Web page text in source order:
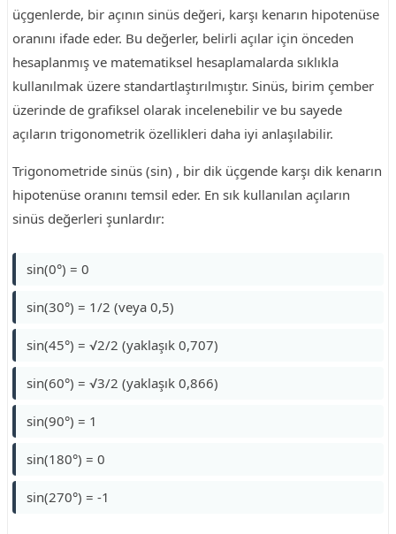
üçgenlerde, bir açının sinüs değeri, karşı kenarın hipotenüse
oranını ifade eder. Bu değerler, belirli açılar için önceden
hesaplanmış ve matematiksel hesaplamalarda sıklıkla
kullanılmak üzere standartlaştırılmıştır. Sinüs, birim çember
üzerinde de grafiksel olarak incelenebilir ve bu sayede
açıların trigonometrik özellikleri daha iyi anlaşılabilir.
Trigonometride sinüs (sin) , bir dik üçgende karşı dik kenarın
hipotenüse oranını temsil eder. En sık kullanılan açıların
sinüs değerleri şunlardır:
sin(0°) = 0
sin(30°) = 1/2 (veya 0,5)
sin(45°) = √2/2 (yaklaşık 0,707)
sin(60°) = √3/2 (yaklaşık 0,866)
sin(90°) = 1
sin(180°) = 0
sin(270°) = -1